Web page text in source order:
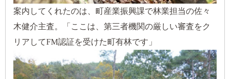
案内してくれたのは、町産業振興課で林業担当の佐々
木健介主査。「ここは、第三者機関の厳しい審査をク
リアしてFM認証を受けた町有林です」